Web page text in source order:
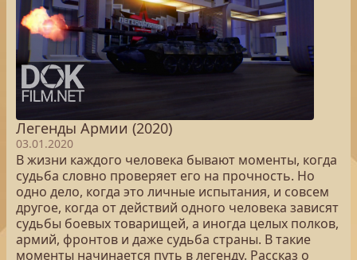
Легенды Армии (2020)
03.01.2020
В жизни каждого человека бывают моменты, когда
судьба словно проверяет его на прочность. Но
одно дело, когда это личные испытания, и совсем
другое, когда от действий одного человека зависят
судьбы боевых товарищей, а иногда целых полков,
армий, фронтов и даже судьба страны. В такие
моменты начинается путь в легенду. Рассказ о